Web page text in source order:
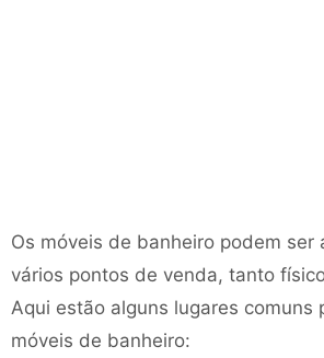
Os móveis de banheiro podem ser
vários pontos de venda, tanto
Aqui estão alguns lugares comuns
móveis de banheiro: